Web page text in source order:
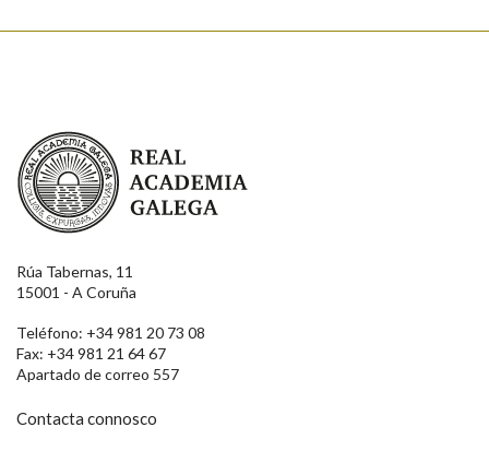
Real Academia Galega
Rúa Tabernas, 11
15001 - A Coruña
Teléfono: +34 981 20 73 08
Fax: +34 981 21 64 67
Apartado de correo 557
Contacta connosco